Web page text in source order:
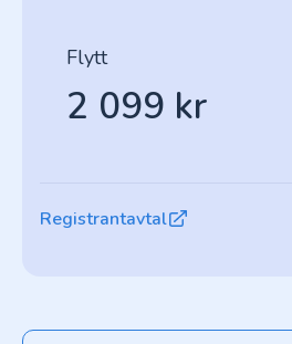
Flytt
2 099 kr
Registrantavtal